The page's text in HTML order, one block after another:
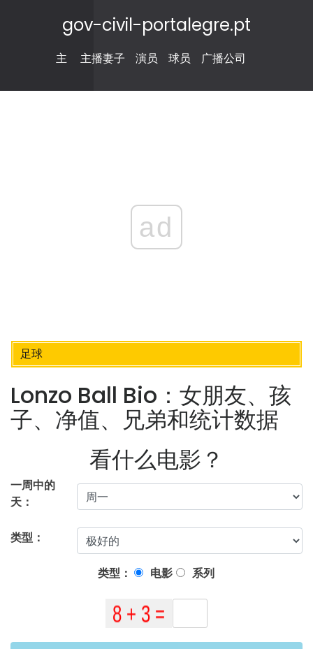
gov-civil-portalegre.pt
主 主播妻子 演员 球员 广播公司
ad
足球
Lonzo Ball Bio：女朋友、孩
子、净值、兄弟和统计数据
看什么电影？
一周中的
天：
类型：
类型： 电影 系列